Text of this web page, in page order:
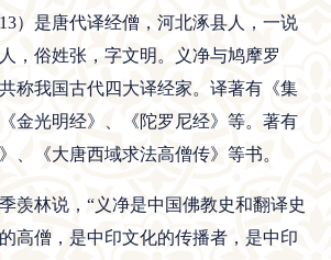
）是唐代译经僧，河北涿县人，一说
，俗姓张，字文明。义净与鸠摩罗
称我国古代四大译经家。译著有《集
金光明经》、《陀罗尼经》等。著有
、《大唐西域求法高僧传》等书。
羡林说，“义净是中国佛教史和翻译史
高僧，是中印文化的传播者，是中印